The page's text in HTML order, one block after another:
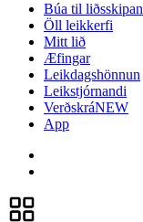
Búa til liðsskipan
Öll leikkerfi
Mitt lið
Æfingar
Leikdagshönnun
Leikstjórnandi
VerðskráNEW
App